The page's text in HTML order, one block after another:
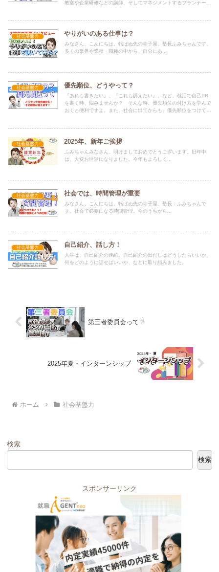
教室や企業研修などの講師、そしてマネジメントするプランナーや
社会基盤力 やりがいのある仕事は？
みなさん、こんにちは。転ばぬ先の寺子屋、塾長ふみちゃんです。
多くの業界や業種・職種の中から、自分にあ...
社会基盤力 優先順位、どうやって？
『あれも書きたい』、『これも訴えたい』、など、就活で自己PR
を書く時、悩みませんか？ そんな時、優先順位の付け方を学んで
おくと便利ですよ。また、社会に出てからも、優先順位をつけて行
社会基盤力 2025年、新年ご挨拶
ふみちゃんみなさん、明けましておめでとうございます。旧年中
は、大変お世話になりました。今年もよろしく...
社会基盤力 社会では、時間管理が重要
みなさん、こんにちは。転ばぬ先の寺子屋、塾長：ふみちゃんで
す。社会で必要になる時間管理。今のうちから...
社会基盤力 自己紹介、話し方！
人生は、自己紹介の連続。自己紹介の出だしはどうしたらいいか、
何をどのように話せばいいか、などに取り組みました。
第三者委員会って？
2025年夏・インターンシップ
ホーム 社会基盤力
検索
検索
スポンサーリンク